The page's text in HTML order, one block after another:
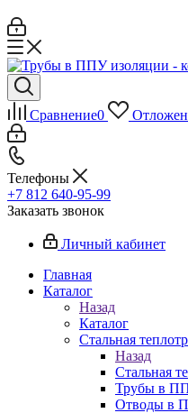
Сравнение0
Телефоны
+7 812 640-95-99
Заказать звонок
Личный кабинет
Главная
Каталог
Назад
Каталог
Стальная
Назад
Стальная
Трубы в
Отводы в